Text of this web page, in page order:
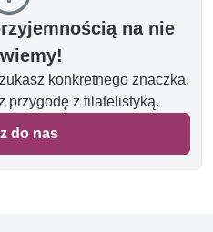
na nie
konkretnego znaczka,
przygodę z filatelistyką.
do nas